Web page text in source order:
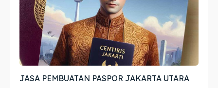
Apostille
Penerjemah
Asuransi
Apostille
Penerjemah
Asuransi
JASA PEMBUATAN PASPOR JAKARTA UTARA